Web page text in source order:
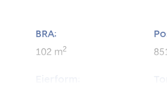
BRA:
102 m2